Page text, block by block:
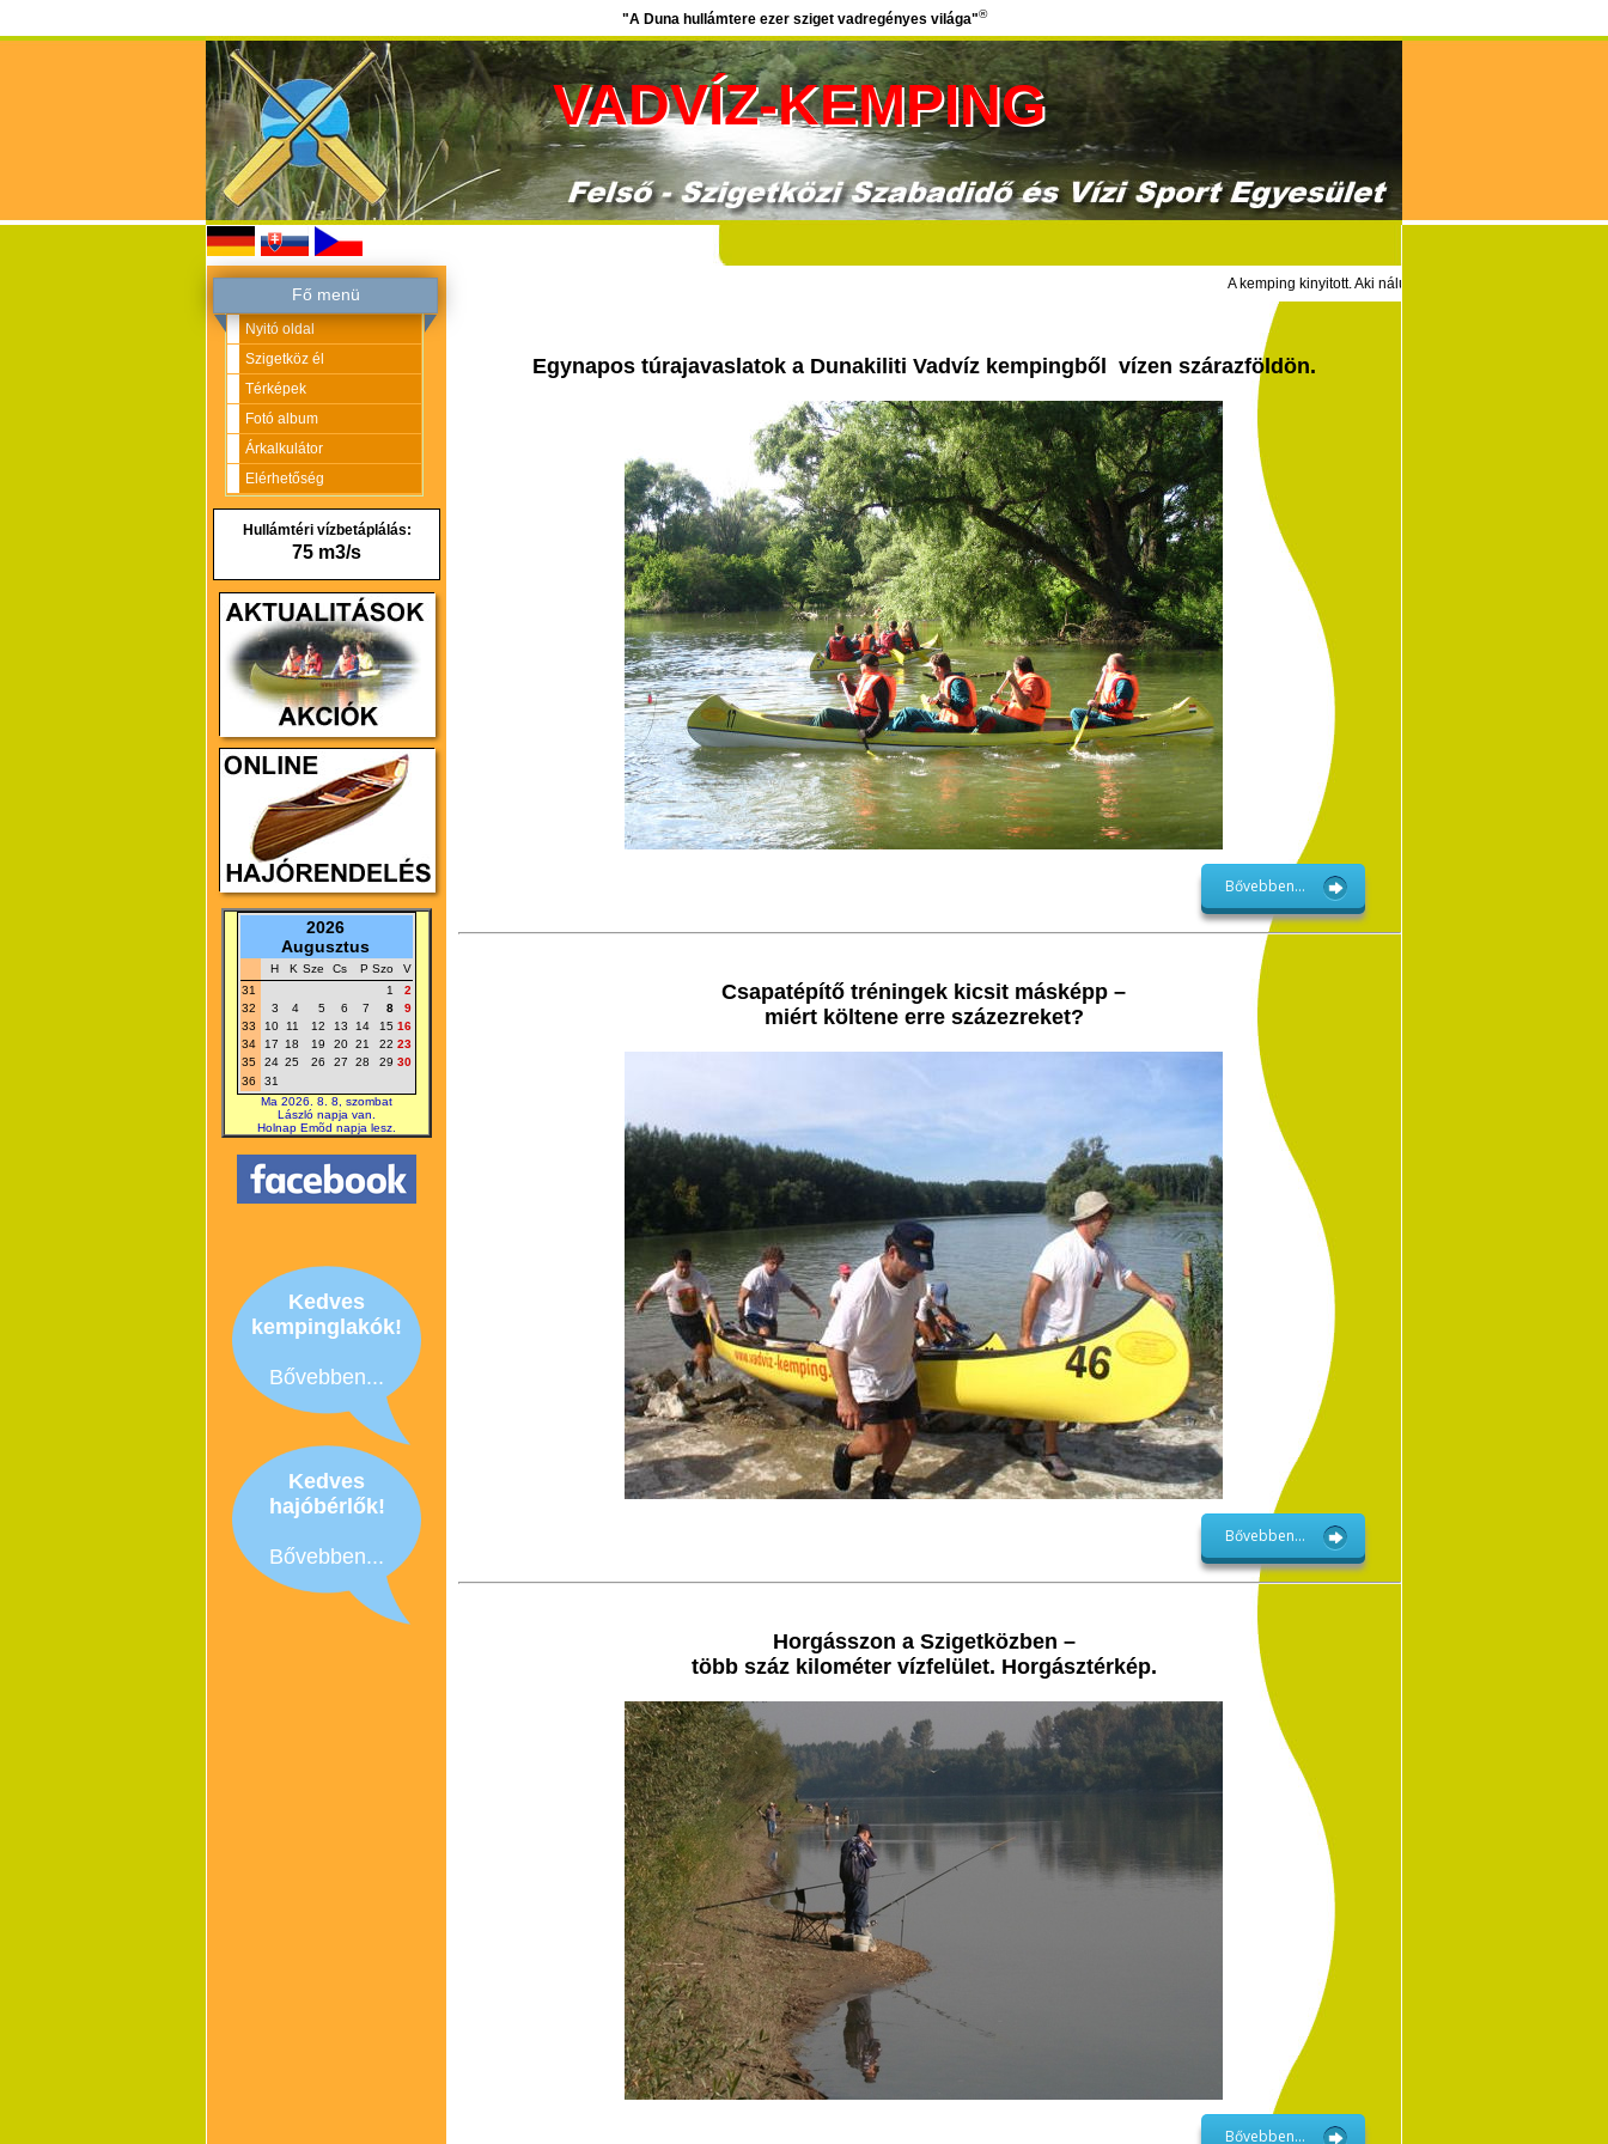
"A Duna hullámtere ezer sziget vadregényes világa"®
VADVÍZ-KEMPING
Fő menü
Nyitó oldal
Szigetköz él
Térképek
Fotó album
Árkalkulátor
Elérhetőség
Hullámtéri vízbetáplálás:
75 m3/s
2026
Augusztus
H K Sze Cs P Szo
V
31
1
2
32
3 4 5 6 7 8
9
33
10 11 12 13 14 15 16
34
17 18 19 20 21 22 23
35
24 25 26 27 28 29 30
36
31
Ma 2026. 8. 8, szombat
László napja van.
Holnap Emõd napja lesz.
Kedves
kempinglakók!
Bővebben...
Kedves
hajóbérlők!
Bővebben...
A kemping kinyitott. Aki nálunk lakik vagy tőlünk bérel hajót
Egynapos túrajavaslatok a Dunakiliti Vadvíz kempingből vízen szárazföldön.
Bővebben...
Csapatépítő tréningek kicsit másképp –
miért költene erre százezreket?
Bővebben...
Horgásszon a Szigetközben –
több száz kilométer vízfelület. Horgásztérkép.
Bővebben...